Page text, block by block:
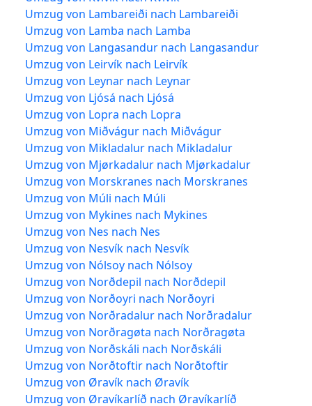
Umzug von Lambareiði nach Lambareiði
Umzug von Lamba nach Lamba
Umzug von Langasandur nach Langasandur
Umzug von Leirvík nach Leirvík
Umzug von Leynar nach Leynar
Umzug von Ljósá nach Ljósá
Umzug von Lopra nach Lopra
Umzug von Miðvágur nach Miðvágur
Umzug von Mikladalur nach Mikladalur
Umzug von Mjørkadalur nach Mjørkadalur
Umzug von Morskranes nach Morskranes
Umzug von Múli nach Múli
Umzug von Mykines nach Mykines
Umzug von Nes nach Nes
Umzug von Nesvík nach Nesvík
Umzug von Nólsoy nach Nólsoy
Umzug von Norðdepil nach Norðdepil
Umzug von Norðoyri nach Norðoyri
Umzug von Norðradalur nach Norðradalur
Umzug von Norðragøta nach Norðragøta
Umzug von Norðskáli nach Norðskáli
Umzug von Norðtoftir nach Norðtoftir
Umzug von Øravík nach Øravík
Umzug von Øravíkarlíð nach Øravíkarlíð